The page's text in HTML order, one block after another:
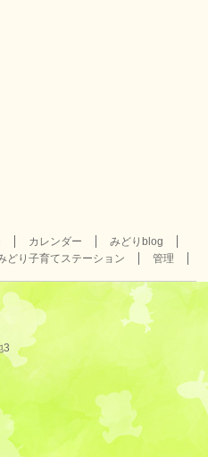
カレンダー
みどりblog
どり子育てステーション 管理
3